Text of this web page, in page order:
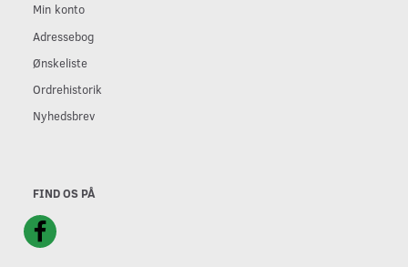
Min konto
Adressebog
Ønskeliste
Ordrehistorik
Nyhedsbrev
FIND OS PÅ